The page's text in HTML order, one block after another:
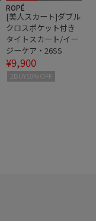
ROPÉ
[美人スカート]ダブル
クロスポケット付き
タイトスカート/イー
ジーケア・26SS
¥9,900
2BUY10%OFF